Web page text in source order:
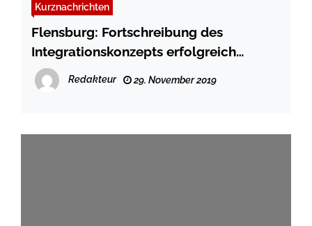
Kurznachrichten
Flensburg: Fortschreibung des
Integrationskonzepts erfolgreich
gestartet – Treffen in der Bürgerhalle
Redakteur 29. November 2019